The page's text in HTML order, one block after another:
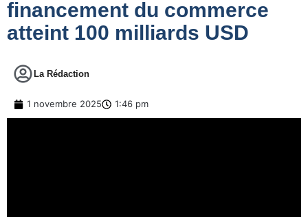
financement du commerce
atteint 100 milliards USD
La Rédaction
1 novembre 2025 1:46 pm